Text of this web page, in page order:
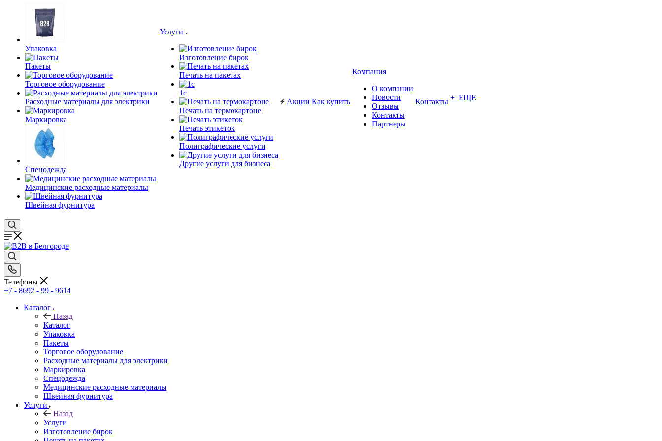
Упаковка
Пакеты
Торговое оборудование
Расходные материалы для электрики
Маркировка
Спецодежда
Медицинские расходные материалы
Швейная фурнитура
Услуги
Изготовление бирок
Печать на пакетах
1c
Печать на термокартоне
Печать этикеток
Полиграфические услуги
Другие услуги для бизнеса
Акции Как купить
Компания
О компании
Новости
Отзывы
Контакты
Партнеры
Контакты + ЕЩЕ
Телефоны
+7 - 8692 - 99 - 9614
Каталог
Назад
Каталог
Упаковка
Пакеты
Торговое оборудование
Расходные материалы для электрики
Маркировка
Спецодежда
Медицинские расходные материалы
Швейная фурнитура
Услуги
Назад
Услуги
Изготовление бирок